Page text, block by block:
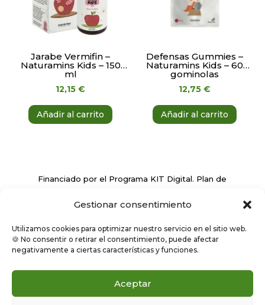
Gestionar consentimiento
Utilizamos cookies para optimizar nuestro servicio en el sitio web.
🍪 No consentir o retirar el consentimiento, puede afectar
negativamente a ciertas características y funciones.
Aceptar
Jarabe Vermifin –
Naturamins Kids – 150
ml
12,15€
Añadir al carrito
Defensas Gummies –
Naturamins Kids – 60
gominolas
12,75 €
Añadir al carrito
Financiado por el Programa KIT Digital. Plan de
España ‘Next Generation EU’